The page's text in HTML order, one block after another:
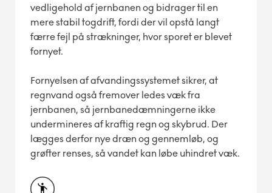
vedligehold af jernbanen og bidrager til en
mere stabil togdrift, fordi der vil opstå langt
færre fejl på strækninger, hvor sporet er blevet
fornyet.
Fornyelsen af afvandingssystemet sikrer, at
regnvand også fremover ledes væk fra
jernbanen, så jernbanedæmningerne ikke
undermineres af kraftig regn og skybrud. Der
lægges derfor nye dræn og gennemløb, og
grøfter renses, så vandet kan løbe uhindret væk.